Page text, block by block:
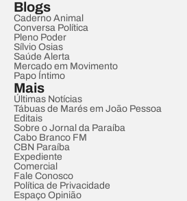
Blogs
Caderno Animal
Conversa Política
Pleno Poder
Sílvio Osias
Saúde Alerta
Mercado em Movimento
Papo Íntimo
Mais
Últimas Notícias
Tábuas de Marés em João Pessoa
Editais
Sobre o Jornal da Paraíba
Cabo Branco FM
CBN Paraíba
Expediente
Comercial
Fale Conosco
Política de Privacidade
Espaço Opinião